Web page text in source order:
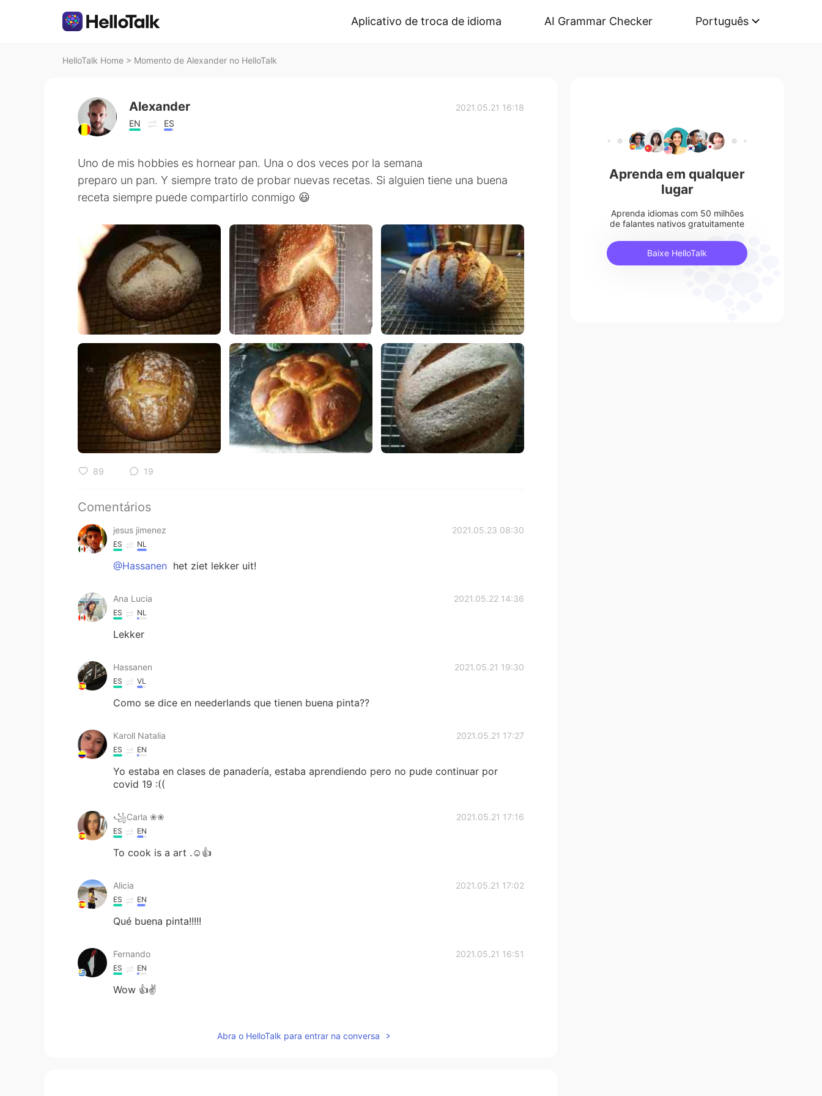
Aplicativo de troca de idioma AI Grammar Checker Português
HelloTalk Home > Momento de Alexander no HelloTalk
Alexander
EN ES
2021.05.21 16:18
Uno de mis hobbies es hornear pan. Una o dos veces por la semana
preparo un pan. Y siempre trato de probar nuevas recetas. Si alguien tiene una buena
receta siempre puede compartirlo conmigo 😃
89 19
Comentários
jesus jimenez 2021.05.23 08:30
ES NL
@Hassanen het ziet lekker uit!
Ana Lucia 2021.05.22 14:36
ES NL
Lekker
Hassanen 2021.05.21 19:30
ES VL
Como se dice en neederlands que tienen buena pinta??
Karoll Natalia 2021.05.21 17:27
ES EN
Yo estaba en clases de panadería, estaba aprendiendo pero no pude continuar por
covid 19 :((
꧁Carla ❀❀ 2021.05.21 17:16
ES EN
To cook is a art .☺👍
Alicia 2021.05.21 17:02
ES EN
Qué buena pinta!!!!!
Fernando 2021.05.21 16:51
ES EN
Wow 👍✌
Abra o HelloTalk para entrar na conversa
Aprenda em qualquer
lugar
Aprenda idiomas com 50 milhões
de falantes nativos gratuitamente
Baixe HelloTalk